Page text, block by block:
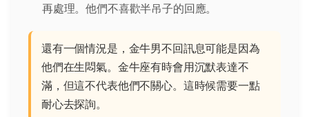
再處理。他們不喜歡半吊子的回應。
還有一個情況是，金牛男不回訊息可能是因為
他們在生悶氣。金牛座有時會用沉默表達不
滿，但這不代表他們不關心。這時候需要一點
耐心去探詢。